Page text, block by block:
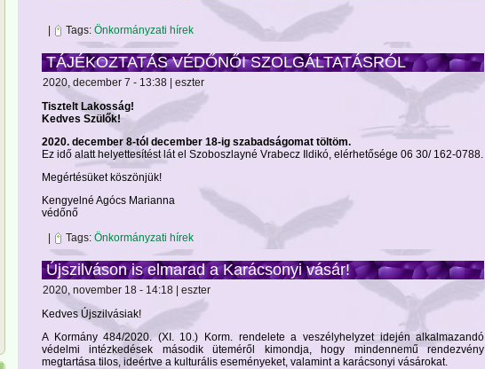
| Tags: Önkormányzati hírek
TÁJÉKOZTATÁS VÉDŐNŐI SZOLGÁLTATÁSRÓL
2020, december 7 - 13:38 | eszter
Tisztelt Lakosság!
Kedves Szülők!
2020. december 8-tól december 18-ig szabadságomat töltöm.
Ez idő alatt helyettesítést lát el Szoboszlayné Vrabecz Ildikó, elérhetősége 06 30/ 162-0788.
Megértésüket köszönjük!
Kengyelné Agócs Marianna
védőnő
|
Tags: Önkormányzati hírek
Újszilváson is elmarad a Karácsonyi vásár!
2020, november 18 - 14:18 | eszter
Kedves Újszilvásiak!
A Kormány 484/2020. (XI. 10.) Korm. rendelete a veszélyhelyzet idején alkalmazandó
védelmi intézkedések második üteméről kimondja, hogy mindennemű rendezvény
megtartása tilos, ideértve a kulturális eseményeket, valamint a karácsonyi vásárokat.